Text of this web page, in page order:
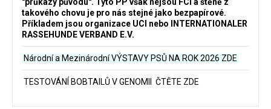
takového chovu je pro nás stejné jako bezpapírové.
Příkladem jsou organizace UCI nebo INTERNATIONALER
RASSEHUNDE VERBAND E.V.
Národní a Mezinárodní VÝSTAVY PSŮ NA ROK 2026 ZDE
TESTOVÁNÍ BOBTAILŮ V GENOMII ČTĚTE ZDE